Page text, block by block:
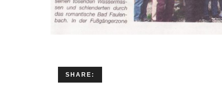
SHARE: